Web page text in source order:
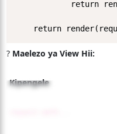
return
? Maelezo ya View Hii:
Kipengele